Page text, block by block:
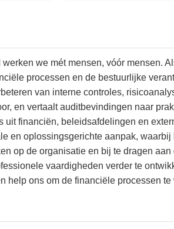
we mét mensen, vóór mensen.
processen en de bestuurlijke
van interne controles,
en vertaalt auditbevindingen naar
uit financiën, beleidsafdelingen en
en oplossingsgerichte aanpak,
op de organisatie en bij te dragen
vaardigheden verder te
help ons om de financiële processen